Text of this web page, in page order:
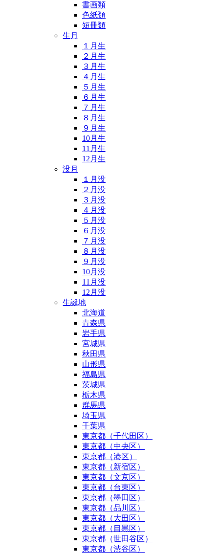
書画類
色紙類
短冊類
生月
１月生
２月生
３月生
４月生
５月生
６月生
７月生
８月生
９月生
10月生
11月生
12月生
没月
１月没
２月没
３月没
４月没
５月没
６月没
７月没
８月没
９月没
10月没
11月没
12月没
生誕地
北海道
青森県
岩手県
宮城県
秋田県
山形県
福島県
茨城県
栃木県
群馬県
埼玉県
千葉県
東京都（千代田区）
東京都（中央区）
東京都（港区）
東京都（新宿区）
東京都（文京区）
東京都（台東区）
東京都（墨田区）
東京都（品川区）
東京都（大田区）
東京都（目黒区）
東京都（世田谷区）
東京都（渋谷区）